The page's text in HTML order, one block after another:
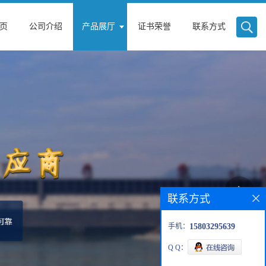
公司介绍 产品展厅 证书荣誉 联系方式
联系方式
手机： 15803295639
Q Q：